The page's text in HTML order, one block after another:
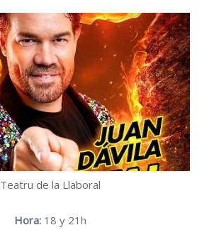
Teatru de la Llaboral
Hora: 18 y 21h